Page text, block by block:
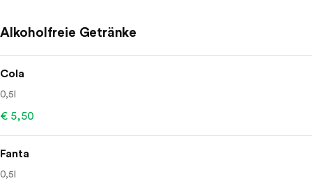
Alkoholfreie Getränke
Cola
0,5l
€ 5,50
Fanta
0,5l